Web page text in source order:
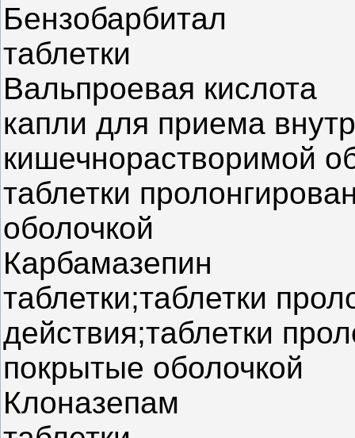
Бензобарбитал
таблетки
Вальпроевая кислота
капли для приема
кишечнорастворимой
таблетки
оболочкой
Карбамазепин
таблетки;таблетки
действия;таблетки
покрытые оболочкой
Клоназепам